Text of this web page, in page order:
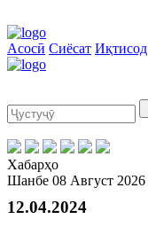
Асосӣ Сиёсат Иқтисод
Хабарҳо
Шанбе 08 Август 2026
12.04.2024